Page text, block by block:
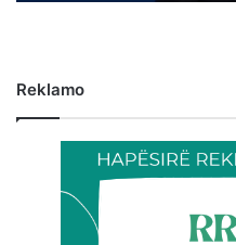
Reklamo